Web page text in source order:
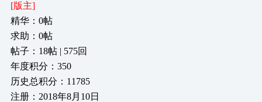
[版主]
精华：0帖
求助：0帖
帖子：18帖 | 575回
年度积分：350
历史总积分：11785
注册：2018年8月10日